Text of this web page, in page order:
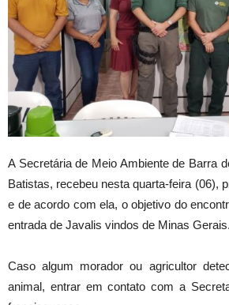
A Secretária de Meio Ambiente de Barra
Batistas, recebeu nesta quarta-feira (06),
e de acordo com ela, o objetivo do
entrada de Javalis vindos de Minas Gerais.
Caso algum morador ou agricultor
animal, entrar em contato com a